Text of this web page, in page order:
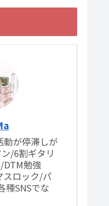
動が停滞しが
/6割ギタリ
DTM勉強
ロック/パ
種SNSでな